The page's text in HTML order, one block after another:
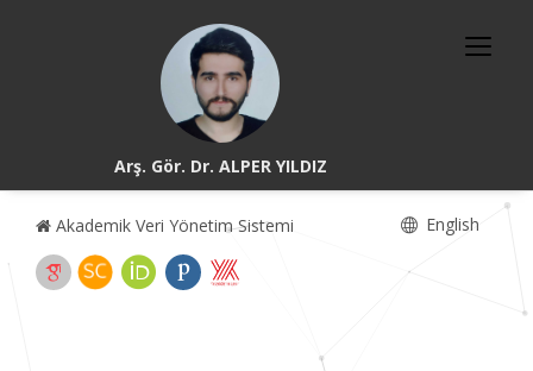
Arş. Gör. Dr. ALPER YILDIZ
Akademik Veri Yönetim Sistemi English